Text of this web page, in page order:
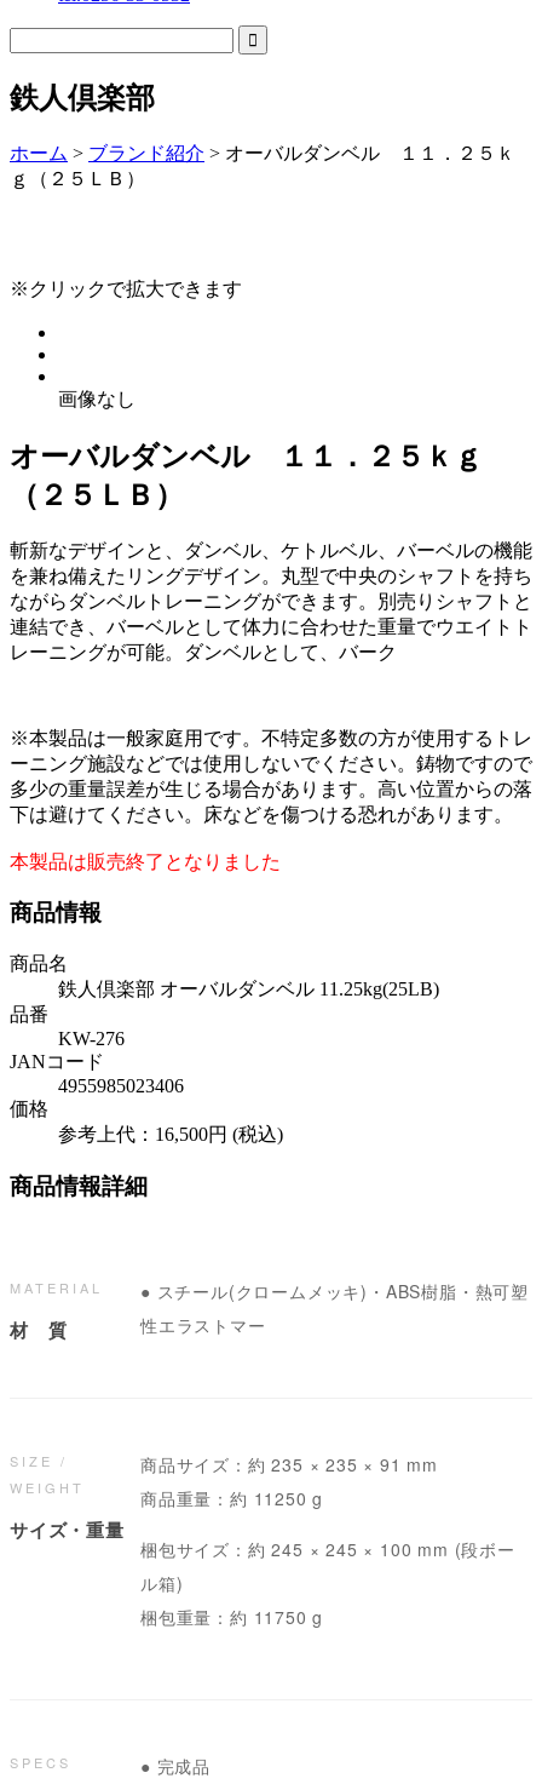

鉄人倶楽部
ホーム > ブランド紹介 > オーバルダンベル １１．２５ｋ
ｇ（２５ＬＢ）
※クリックで拡大できます
画像なし
オーバルダンベル １１．２５ｋｇ
（２５ＬＢ）
斬新なデザインと、ダンベル、ケトルベル、バーベルの機能
を兼ね備えたリングデザイン。丸型で中央のシャフトを持ち
ながらダンベルトレーニングができます。別売りシャフトと
連結でき、バーベルとして体力に合わせた重量でウエイトト
レーニングが可能。ダンベルとして、バーク
※本製品は一般家庭用です。不特定多数の方が使用するトレ
ーニング施設などでは使用しないでください。鋳物ですので
多少の重量誤差が生じる場合があります。高い位置からの落
下は避けてください。床などを傷つける恐れがあります。
本製品は販売終了となりました
商品情報
商品名
鉄人倶楽部 オーバルダンベル 11.25kg(25LB)
品番
KW-276
JANコード
4955985023406
価格
参考上代：16,500円 (税込)
商品情報詳細
MATERIAL
材 質
● スチール(クロームメッキ)・ABS樹脂・熱可塑
性エラストマー
SIZE /
WEIGHT
サイズ・重量
商品サイズ：約 235 × 235 × 91 mm
商品重量：約 11250 g
梱包サイズ：約 245 × 245 × 100 mm (段ボー
ル箱)
梱包重量：約 11750 g
SPECS ● 完成品